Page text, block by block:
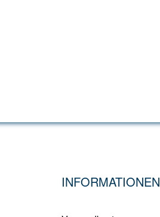
INFORMATIONEN